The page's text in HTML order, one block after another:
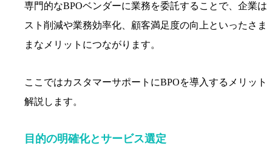
専門的なBPOベンダーに業務を委託することで、企業は
スト削減や業務効率化、顧客満足度の向上といったさま
まなメリットにつながります。
ここではカスタマーサポートにBPOを導入するメリット
解説します。
目的の明確化とサービス選定